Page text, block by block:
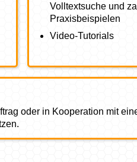
Volltextsuche und
Praxisbeispielen
Video-Tutorials
oder in Kooperation mit